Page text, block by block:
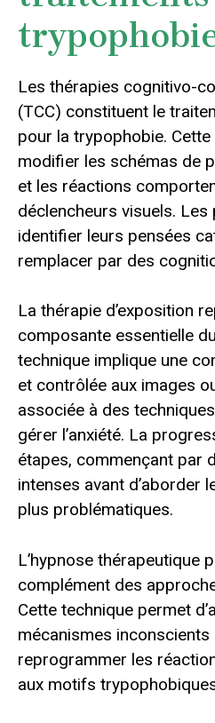
Les thérapies cognitivo-
(TCC) constituent le
pour la trypophobie.
modifier les schémas de
et les réactions
déclencheurs visuels.
identifier leurs pensées
remplacer par des
La thérapie d’exposition
composante essentielle
technique implique une
et contrôlée aux images
associée à des
gérer l’anxiété. La
étapes, commençant par
intenses avant d’aborder
plus problématiques.
L’hypnose thérapeutique
complément des
Cette technique permet
mécanismes
reprogrammer les
aux motifs